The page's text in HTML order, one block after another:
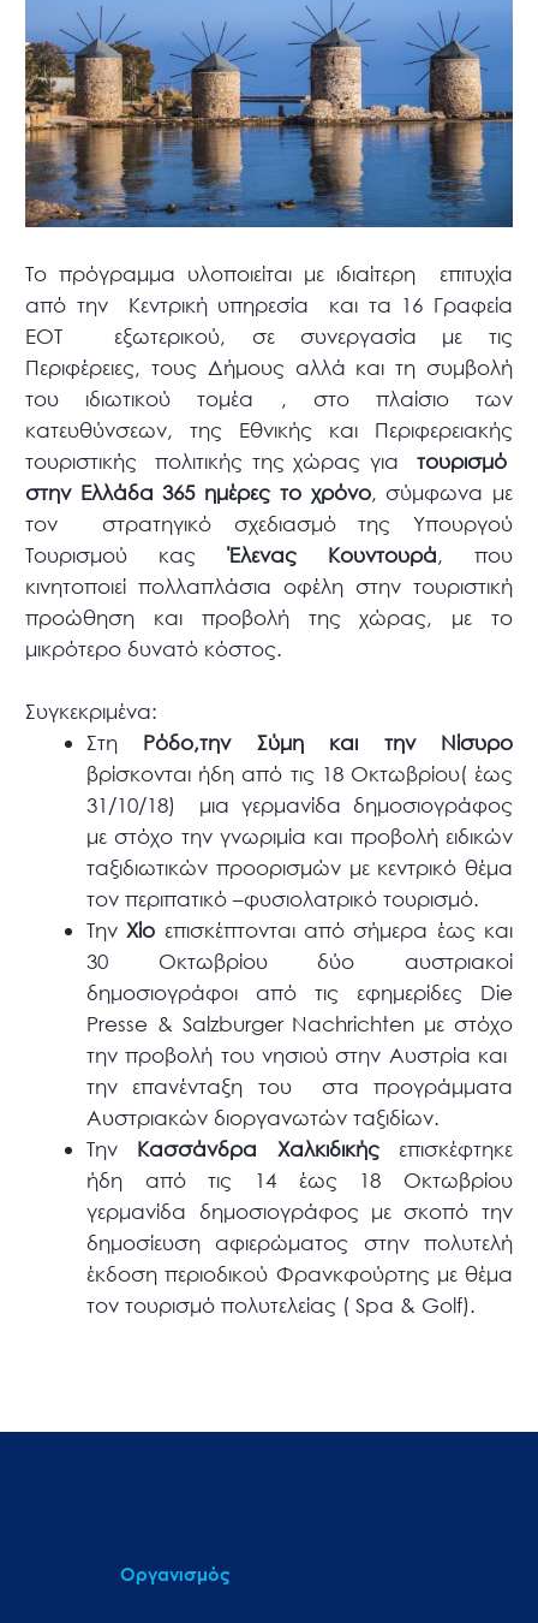
Το πρόγραμμα υλοποιείται με ιδιαίτερη επιτυχία
από την Κεντρική υπηρεσία και τα 16 Γραφεία
ΕΟΤ εξωτερικού, σε συνεργασία με τις
Περιφέρειες, τους Δήμους αλλά και τη συμβολή
του ιδιωτικού τομέα , στο πλαίσιο των
κατευθύνσεων, της Εθνικής και Περιφερειακής
τουριστικής πολιτικής της χώρας για τουρισμό
στην Ελλάδα 365 ημέρες το χρόνο, σύμφωνα με
τον στρατηγικό σχεδιασμό της Υπουργού
Τουρισμού καςΈλενας Κουντουρά, που
κινητοποιεί πολλαπλάσια οφέλη στην τουριστική
προώθηση και προβολή της χώρας, με το
μικρότερο δυνατό κόστος.
Συγκεκριμένα:
Στη Ρόδο,την Σύμη και την Νίσυρο
βρίσκονται ήδη από τις 18 Οκτωβρίου( έως
31/10/18) μια γερμανίδα δημοσιογράφος
με στόχο την γνωριμία και προβολή ειδικών
ταξιδιωτικών προορισμών με κεντρικό θέμα
τον περιπατικό –φυσιολατρικό τουρισμό.
ΤηνΧίο επισκέπτονται από σήμερα έως και
30 Οκτωβρίου δύο αυστριακοί
δημοσιογράφοι από τις εφημερίδες Die
Presse & Salzburger Nachrichten με στόχο
την προβολή του νησιού στην Αυστρία και
την επανένταξη του στα προγράμματα
Αυστριακών διοργανωτών ταξιδίων.
Την Κασσάνδρα Χαλκιδικήςεπισκέφτηκε
ήδη από τις 14 έως 18 Οκτωβρίου
γερμανίδα δημοσιογράφος με σκοπό την
δημοσίευση αφιερώματος στην πολυτελή
έκδοση περιοδικού Φρανκφούρτης με θέμα
τον τουρισμό πολυτελείας ( Spa & Golf).
Οργανισμός